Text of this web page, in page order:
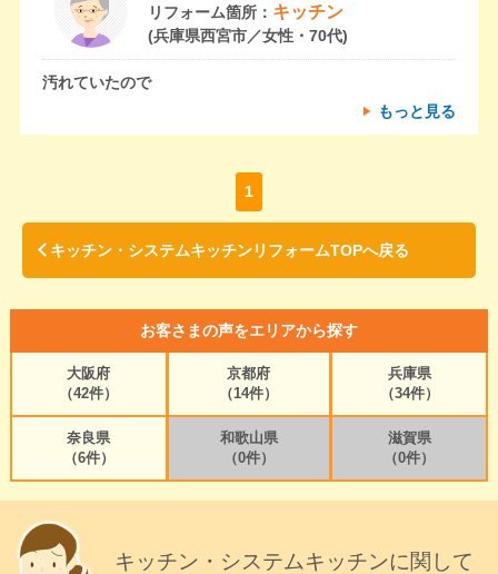
リフォーム箇所： キッチン
(兵庫県西宮市／女性・70代)
汚れていたので
もっと見る
1
キッチン・システムキッチンリフォームTOPへ戻る
お客さまの声をエリアから探す
大阪府
（42件）
京都府
（14件）
兵庫県
（34件）
奈良県
（6件）
和歌山県
（0件）
滋賀県
（0件）
キッチン・システムキッチンに関して